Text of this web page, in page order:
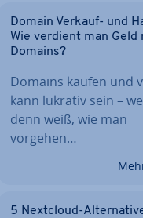
Domain Verkauf- und
Wie verdient man Geld
Domains?
Domains kaufen und
kann lukrativ sein –
denn weiß, wie man
vorgehen…
5 Nextcloud-